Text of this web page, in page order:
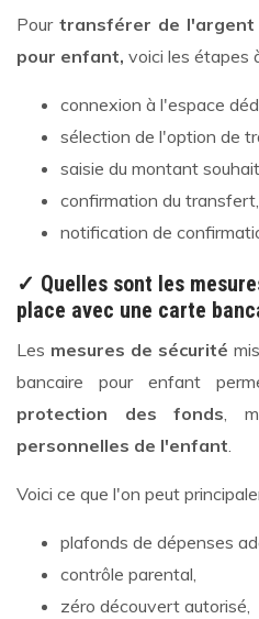
Pour transférer de l'argent
pour enfant, voici les étapes
connexion à l'espace
sélection de l'option de
saisie du montant
confirmation du transfert,
notification de
✓ Quelles sont les
place avec une carte
Les mesures de sécurité
bancaire pour enfant
protection des fonds,
personnelles de l'enfant.
Voici ce que l'on peut
plafonds de dépenses
contrôle parental,
zéro découvert autorisé,